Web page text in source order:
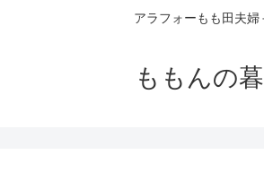
アラフォーもも田夫
ももんの